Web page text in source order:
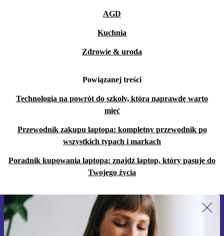
AGD
Kuchnia
Zdrowie & uroda
Powiązanej treści
Technologia na powrót do szkoły, którą naprawdę warto
mieć
Przewodnik zakupu laptopa: kompletny przewodnik po
wszystkich typach i markach
Poradnik kupowania laptopa: znajdź laptop, który pasuje do
Twojego życia
Zapisz się na nasz newsletter!
Nie przegap żadnej oferty.